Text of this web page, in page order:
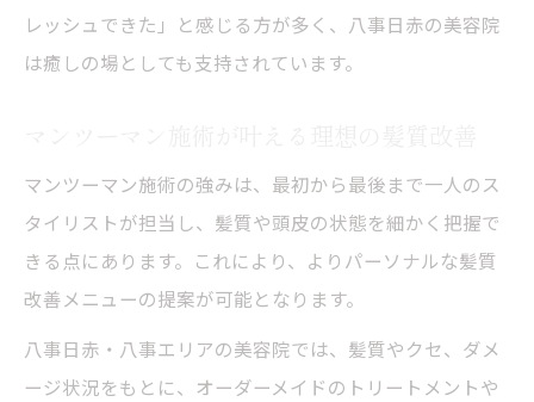
レッシュできた」と感じる方が多く、八事日赤の美容院
は癒しの場としても支持されています。
マンツーマン施術の強みは、最初から最後まで一人のス
タイリストが担当し、髪質や頭皮の状態を細かく把握で
きる点にあります。これにより、よりパーソナルな髪質
改善メニューの提案が可能となります。
八事日赤・八事エリアの美容院では、髪質やクセ、ダメ
ージ状況をもとに、オーダーメイドのトリートメントや